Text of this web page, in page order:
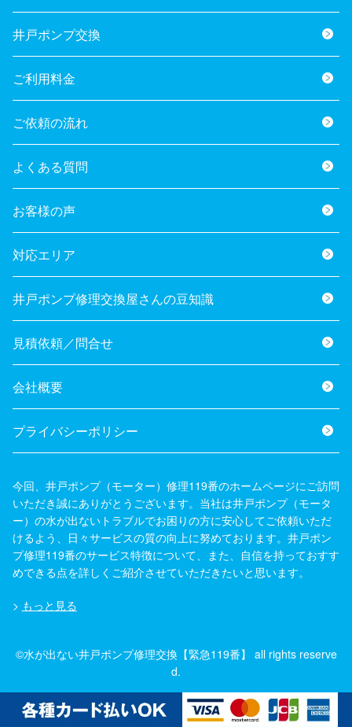
井戸ポンプ交換
ご利用料金
ご依頼の流れ
よくある質問
お客様の声
対応エリア
井戸ポンプ修理交換屋さんの豆知識
見積依頼／問合せ
会社概要
プライバシーポリシー
今回、井戸ポンプ（モーター）修理119番のホームページにご訪問
いただき誠にありがとうございます。当社は井戸ポンプ（モータ
ー）の水が出ないトラブルでお困りの方に安心してご依頼いただ
けるよう、日々サービスの質の向上に努めております。井戸ポン
プ修理119番のサービス特徴について、また、自信を持っておすす
めできる点を詳しくご紹介させていただきたいと思います。
> もっと見る
©水が出ない井戸ポンプ修理交換【緊急119番】 all rights reserve
d.